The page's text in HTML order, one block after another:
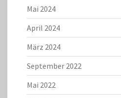
Mai 2024
April 2024
März 2024
September 2022
Mai 2022